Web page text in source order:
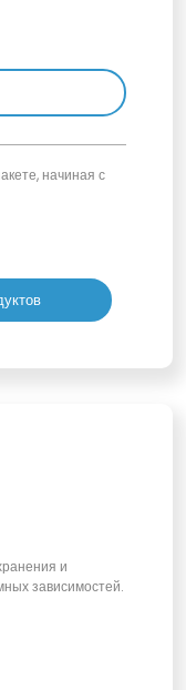
начиная с
и
зависимостей.